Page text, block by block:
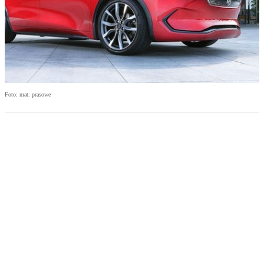
Foto: mat. prasowe